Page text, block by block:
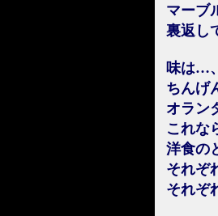
マーブ
裏返し
味は…
ちんげ
オラン
これな
洋食の
それぞ
それぞ